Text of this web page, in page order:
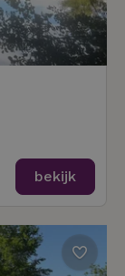
bekijk